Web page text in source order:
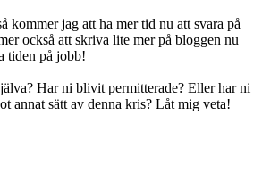
kommer jag att ha mer tid nu att svara på
också att skriva lite mer på bloggen nu
tiden på jobb!
Har ni blivit permitterade? Eller har ni
annat sätt av denna kris? Låt mig veta!